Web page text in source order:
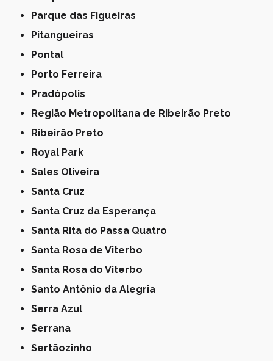
Parque das Figueiras
Pitangueiras
Pontal
Porto Ferreira
Pradópolis
Região Metropolitana de Ribeirão Preto
Ribeirão Preto
Royal Park
Sales Oliveira
Santa Cruz
Santa Cruz da Esperança
Santa Rita do Passa Quatro
Santa Rosa de Viterbo
Santa Rosa do Viterbo
Santo Antônio da Alegria
Serra Azul
Serrana
Sertãozinho